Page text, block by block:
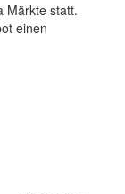
Märkte statt.
einen